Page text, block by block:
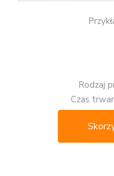
Rodzaj
Czas